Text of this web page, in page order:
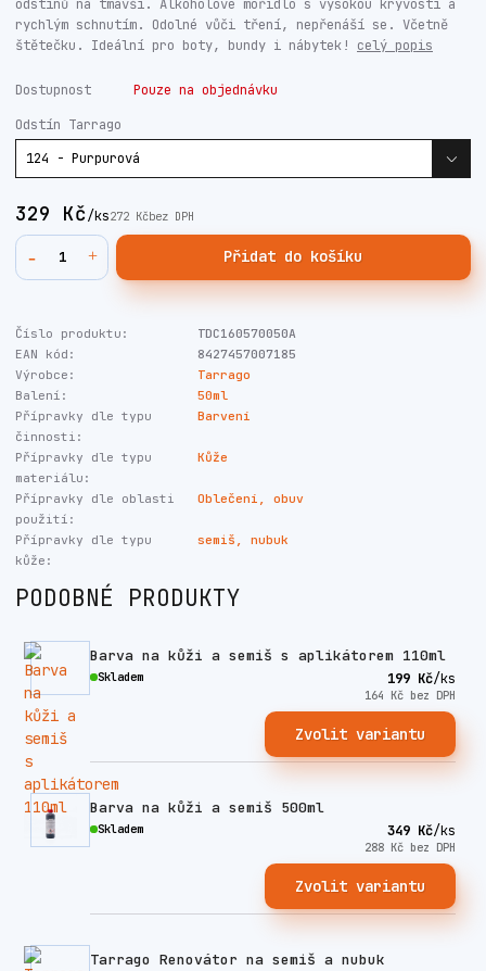
odstínů na tmavší. Alkoholové mořidlo s vysokou kryvostí a
rychlým schnutím. Odolné vůči tření, nepřenáší se. Včetně
štětečku. Ideální pro boty, bundy i nábytek! celý popis
Dostupnost Pouze na objednávku
Odstín Tarrago
329 Kč/ks272 Kčbez DPH
Přidat do košíku
Číslo produktu:
TDC160570050A
EAN kód:
8427457007185
Výrobce:
Tarrago
Balení:
50ml
Přípravky dle typu
činnosti:
Barvení
Přípravky dle typu
materiálu:
Kůže
Přípravky dle oblasti
použití:
Oblečení, obuv
Přípravky dle typu
kůže:
semiš, nubuk
PODOBNÉ PRODUKTY
Barva na kůži a semiš s aplikátorem 110ml
199 Kč/ks
164 Kč bez DPH
Skladem
Zvolit variantu
Barva na kůži a semiš 500ml
349 Kč/ks
288 Kč bez DPH
Skladem
Zvolit variantu
Tarrago Renovátor na semiš a nubuk